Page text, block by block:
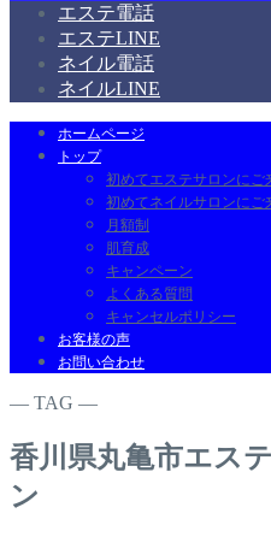
エステ電話
エステLINE
ネイル電話
ネイルLINE
ホームページ
トップ
初めてエステサロンにご
初めてネイルサロンにご
月額制
肌育成
キャンペーン
よくある質問
キャンセルポリシー
お客様の声
お問い合わせ
― TAG ―
香川県丸亀市エス
ン